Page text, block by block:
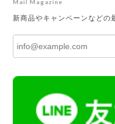
Mail Magazine
新商品やキャンペーンなどの